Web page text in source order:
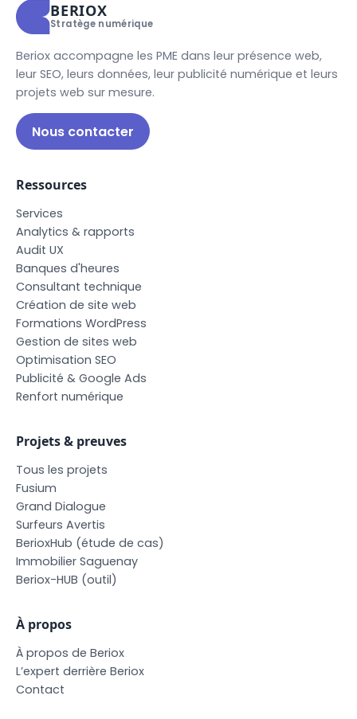
BERIOX
Stratège numérique
Beriox accompagne les PME dans leur présence web,
leur SEO, leurs données, leur publicité numérique et leurs
projets web sur mesure.
Nous contacter
Ressources
Services
Analytics & rapports
Audit UX
Banques d'heures
Consultant technique
Création de site web
Formations WordPress
Gestion de sites web
Optimisation SEO
Publicité & Google Ads
Renfort numérique
Projets & preuves
Tous les projets
Fusium
Grand Dialogue
Surfeurs Avertis
BerioxHub (étude de cas)
Immobilier Saguenay
Beriox-HUB (outil)
À propos
À propos de Beriox
L’expert derrière Beriox
Contact